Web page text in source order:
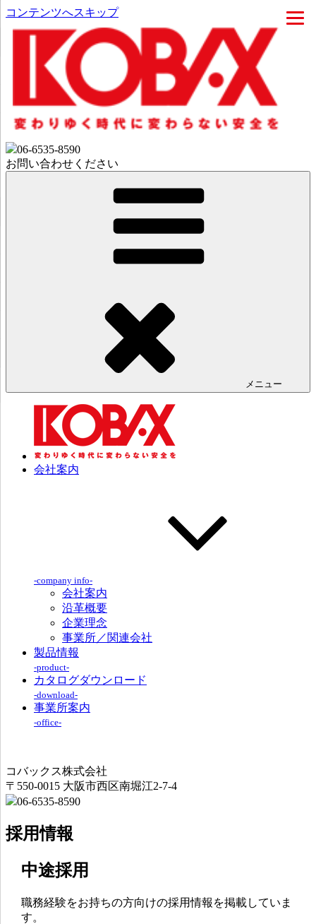
コンテンツへスキップ
06-6535-8590
お問い合わせください
コバックス株式会社 | ウェブサイト
メニュー
会社案内
-company info-
会社案内
沿革概要
企業理念
事業所／関連会社
製品情報
-product-
カタログダウンロード
-download-
事業所案内
-office-
コバックス株式会社
〒550-0015 大阪市西区南堀江2-7-4
06-6535-8590
採用情報
中途採用
職務経験をお持ちの方向けの採用情報を掲載していま
す。